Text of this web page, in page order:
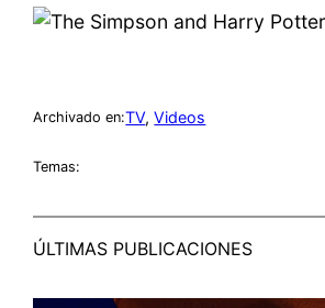
Archivado en:TV, Videos
Temas:
ÚLTIMAS PUBLICACIONES